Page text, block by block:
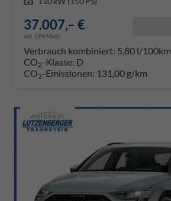
37.007,– €
incl. 19% MwSt.
Verbrauch kombiniert: 5,80 l/100km
CO2-Klasse: D
CO2-Emissionen: 131,00 g/km